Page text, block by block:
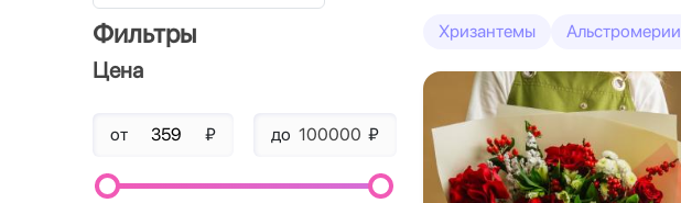
Фильтры
Цена
от ₽ до ₽
Хризантемы Альстромерии